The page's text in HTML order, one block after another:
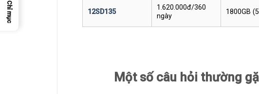
12SD135
1.620.000đ/360
ngày
1800GB
Một số câu hỏi thường
Chỉ mục